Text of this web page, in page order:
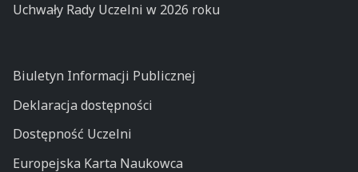
Uchwały Rady Uczelni w 2026 roku
Biuletyn Informacji Publicznej
Deklaracja dostępności
Dostępność Uczelni
Europejska Karta Naukowca